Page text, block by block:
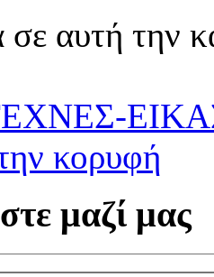
αυτή την
κορυφή
μαζί μας